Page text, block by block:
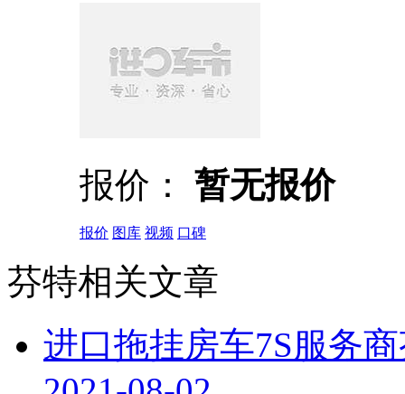
报价： 暂无报价
报价 图库 视频 口碑
芬特相关文章
进口拖挂房车7S服务